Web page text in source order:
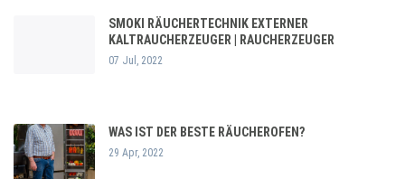
SMOKI RÄUCHERTECHNIK EXTERNER
KALTRAUCHERZEUGER | RAUCHERZEUGER
07 Jul, 2022
WAS IST DER BESTE RÄUCHEROFEN?
29 Apr, 2022